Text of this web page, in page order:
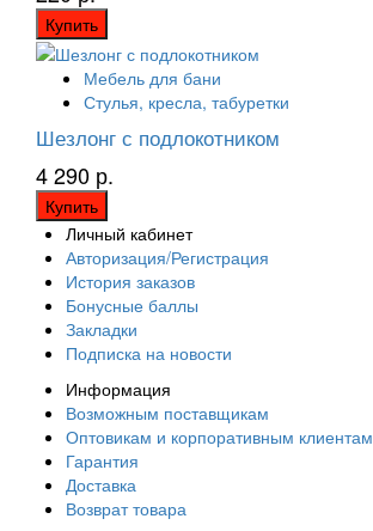
Купить
Мебель для бани
Стулья, кресла, табуретки
Шезлонг с подлокотником
4 290 р.
Купить
Личный кабинет
Авторизация/Регистрация
История заказов
Бонусные баллы
Закладки
Подписка на новости
Информация
Возможным поставщикам
Оптовикам и корпоративным клиентам
Гарантия
Доставка
Возврат товара